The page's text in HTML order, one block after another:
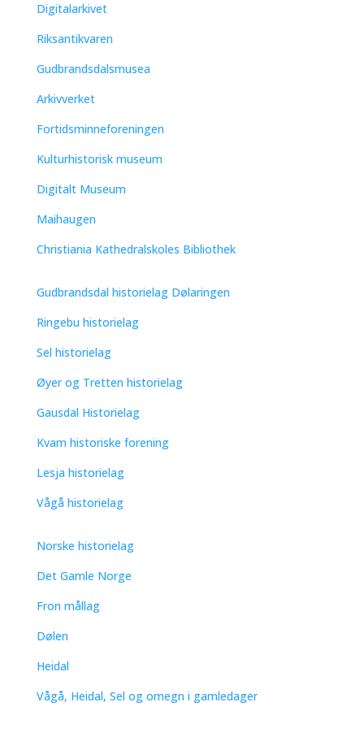
Digitalarkivet
Riksantikvaren
Gudbrandsdalsmusea
Arkivverket
Fortidsminneforeningen
Kulturhistorisk museum
Digitalt Museum
Maihaugen
Christiania Kathedralskoles Bibliothek
Gudbrandsdal historielag Dølaringen
Ringebu historielag
Sel historielag
Øyer og Tretten historielag
Gausdal Historielag
Kvam historiske forening
Lesja historielag
Vågå historielag
Norske historielag
Det Gamle Norge
Fron mållag
Dølen
Heidal
Vågå, Heidal, Sel og omegn i gamledager